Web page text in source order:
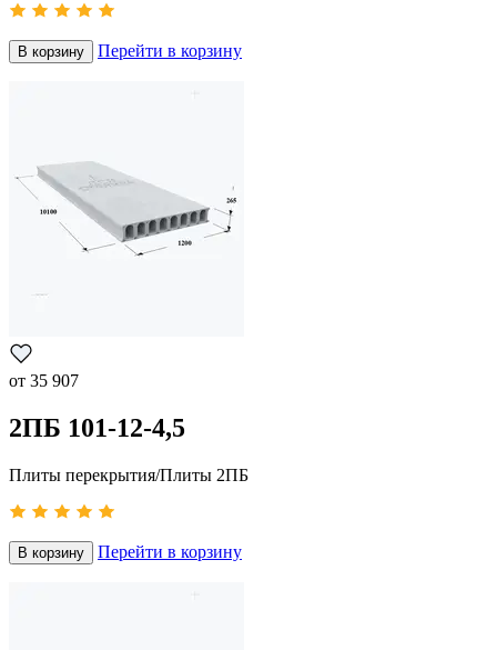
В корзину Перейти в корзину
от 35 907
2ПБ 101-12-4,5
Плиты перекрытия/Плиты 2ПБ
В корзину Перейти в корзину